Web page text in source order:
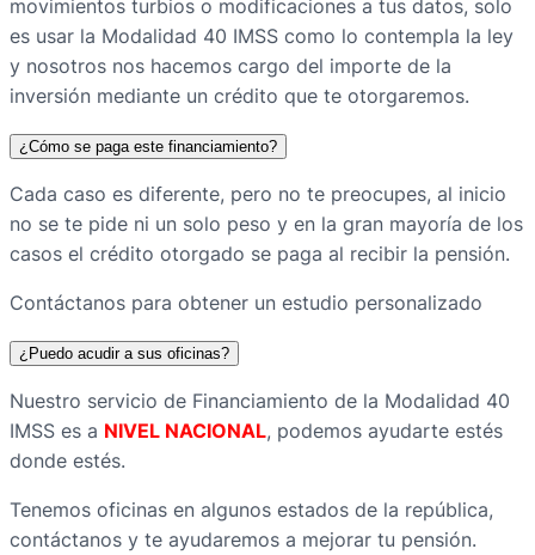
movimientos turbios o modificaciones a tus datos, solo
es usar la Modalidad 40 IMSS como lo contempla la ley
y nosotros nos hacemos cargo del importe de la
inversión mediante un crédito que te otorgaremos.
¿Cómo se paga este financiamiento?
Cada caso es diferente, pero no te preocupes, al inicio
no se te pide ni un solo peso y en la gran mayoría de los
casos el crédito otorgado se paga al recibir la pensión.
Contáctanos para obtener un estudio personalizado
¿Puedo acudir a sus oficinas?
Nuestro servicio de Financiamiento de la Modalidad 40
IMSS es a NIVEL NACIONAL, podemos ayudarte estés
donde estés.
Tenemos oficinas en algunos estados de la república,
contáctanos y te ayudaremos a mejorar tu pensión.